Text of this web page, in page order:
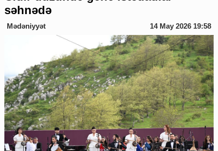
səhnədə
Mədəniyyət 14 May 2026 19:58